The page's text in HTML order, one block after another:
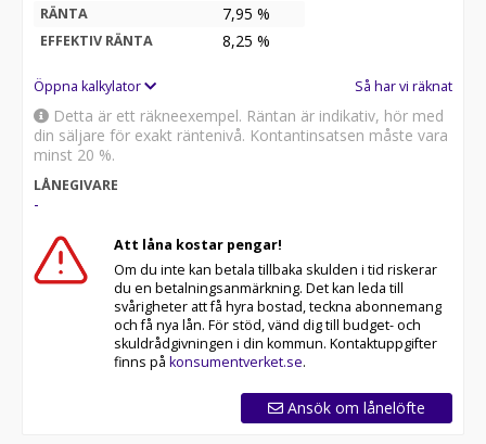
RÄNTA 7,95 %
EFFEKTIV RÄNTA 8,25 %
Öppna kalkylator Så har vi räknat
Detta är ett räkneexempel. Räntan är indikativ, hör med
din säljare för exakt räntenivå. Kontantinsatsen måste vara
minst 20 %.
LÅNEGIVARE
-
Att låna kostar pengar!
Om du inte kan betala tillbaka skulden i tid riskerar
du en betalningsanmärkning. Det kan leda till
svårigheter att få hyra bostad, teckna abonnemang
och få nya lån. För stöd, vänd dig till budget- och
skuldrådgivningen i din kommun. Kontaktuppgifter
finns på konsumentverket.se.
Ansök om lånelöfte